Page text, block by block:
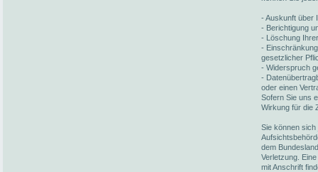
- Auskunft über
- Berichtigung
- Löschung
-
gesetzlicher
- Widerspruch
-
oder einen
Sofern Sie uns
Wirkung für die
Sie können
dem
Verletzung.
mit Anschrift